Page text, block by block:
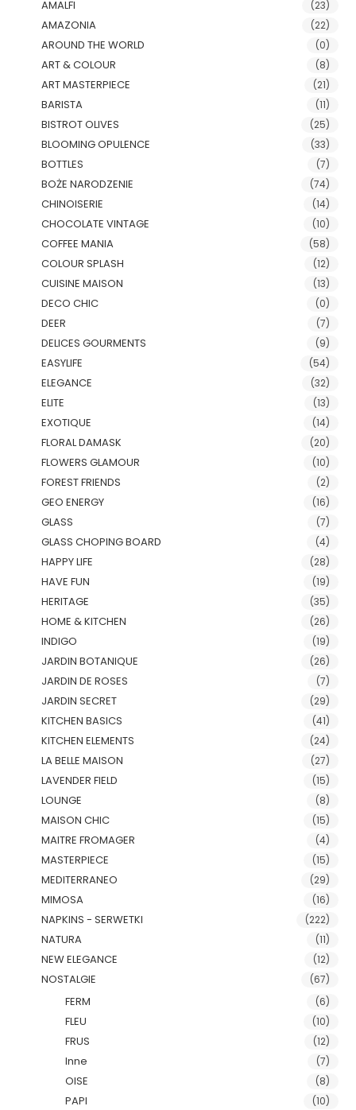
AMALFI (23)
AMAZONIA (22)
AROUND THE WORLD (0)
ART & COLOUR (8)
ART MASTERPIECE (21)
BARISTA (11)
BISTROT OLIVES (25)
BLOOMING OPULENCE (33)
BOTTLES (7)
BOŻE NARODZENIE (74)
CHINOISERIE (14)
CHOCOLATE VINTAGE (10)
COFFEE MANIA (58)
COLOUR SPLASH (12)
CUISINE MAISON (13)
DECO CHIC (0)
DEER (7)
DELICES GOURMENTS (9)
EASYLIFE (54)
ELEGANCE (32)
ELITE (13)
EXOTIQUE (14)
FLORAL DAMASK (20)
FLOWERS GLAMOUR (10)
FOREST FRIENDS (2)
GEO ENERGY (16)
GLASS (7)
GLASS CHOPING BOARD (4)
HAPPY LIFE (28)
HAVE FUN (19)
HERITAGE (35)
HOME & KITCHEN (26)
INDIGO (19)
JARDIN BOTANIQUE (26)
JARDIN DE ROSES (7)
JARDIN SECRET (29)
KITCHEN BASICS (41)
KITCHEN ELEMENTS (24)
LA BELLE MAISON (27)
LAVENDER FIELD (15)
LOUNGE (8)
MAISON CHIC (15)
MAITRE FROMAGER (4)
MASTERPIECE (15)
MEDITERRANEO (29)
MIMOSA (16)
NAPKINS - SERWETKI (222)
NATURA (11)
NEW ELEGANCE (12)
NOSTALGIE (67)
FERM (6)
FLEU (10)
FRUS (12)
Inne (7)
OISE (8)
PAPI (10)